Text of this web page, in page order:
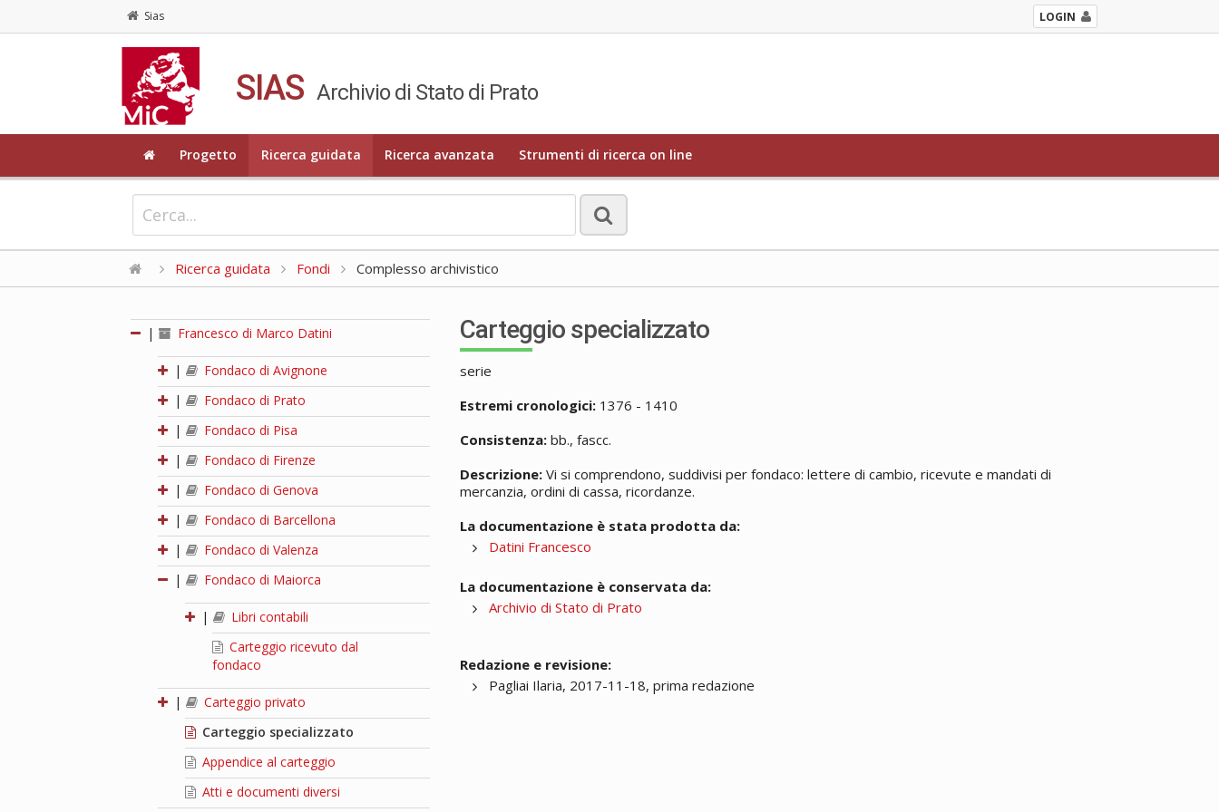
Sias LOGIN
SIAS Archivio di Stato di Prato
Progetto Ricerca guidata Ricerca avanzata Strumenti di ricerca on line
Ricerca guidata Fondi Complesso archivistico
| Francesco di Marco Datini
|
Fondaco di Avignone
|
Fondaco di Prato
|
Fondaco di Pisa
|
Fondaco di Firenze
|
Fondaco di Genova
|
Fondaco di Barcellona
|
Fondaco di Valenza
|
Fondaco di Maiorca
|
Libri contabili
Carteggio ricevuto dal
fondaco
|
Carteggio privato
Carteggio specializzato
Appendice al carteggio
Atti e documenti diversi
Carteggio specializzato
serie
Estremi cronologici: 1376 - 1410
Consistenza: bb., fascc.
Descrizione: Vi si comprendono, suddivisi per fondaco: lettere di cambio, ricevute e mandati di
mercanzia, ordini di cassa, ricordanze.
La documentazione è stata prodotta da:
Datini Francesco
La documentazione è conservata da:
Archivio di Stato di Prato
Redazione e revisione:
Pagliai Ilaria, 2017-11-18, prima redazione